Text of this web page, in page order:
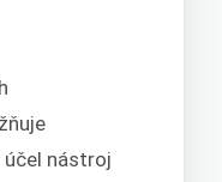
nástroj